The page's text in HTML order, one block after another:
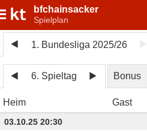
bfchainsacker
Spielplan
1. Bundesliga 2025/26
6. Spieltag Bonus
Heim Gast
03.10.25 20:30